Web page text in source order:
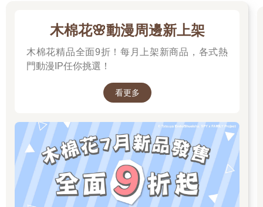
木棉花🌸動漫周邊新上架
木棉花精品全面9折！每月上架新商品，各式熱
門動漫IP任你挑選！
看更多